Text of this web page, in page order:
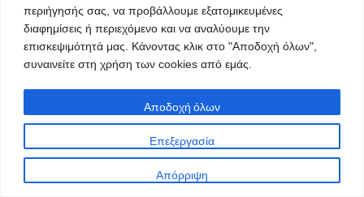
περιήγησής σας, να προβάλλουμε εξατομικευμένες
διαφημίσεις ή περιεχόμενο και να αναλύουμε την
επισκεψιμότητά μας. Κάνοντας κλικ στο "Αποδοχή όλων",
συναινείτε στη χρήση των cookies από εμάς.
Επεξεργασία
Απόρριψη
Αποδοχή όλων